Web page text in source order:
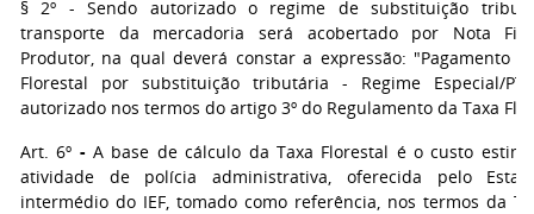
§ 2º - Sendo autorizado o regime de substituição
transporte da mercadoria será acobertado por Nota
Produtor, na qual deverá constar a expressão: "Pagamento
Florestal por substituição tributária - Regime Especial/
autorizado nos termos do artigo 3º do Regulamento da Taxa
Art. 6º -A base de cálculo da Taxa Florestal é o custo
atividade de polícia administrativa, oferecida pelo
intermédio do IEF, tomado como referência, nos termos da